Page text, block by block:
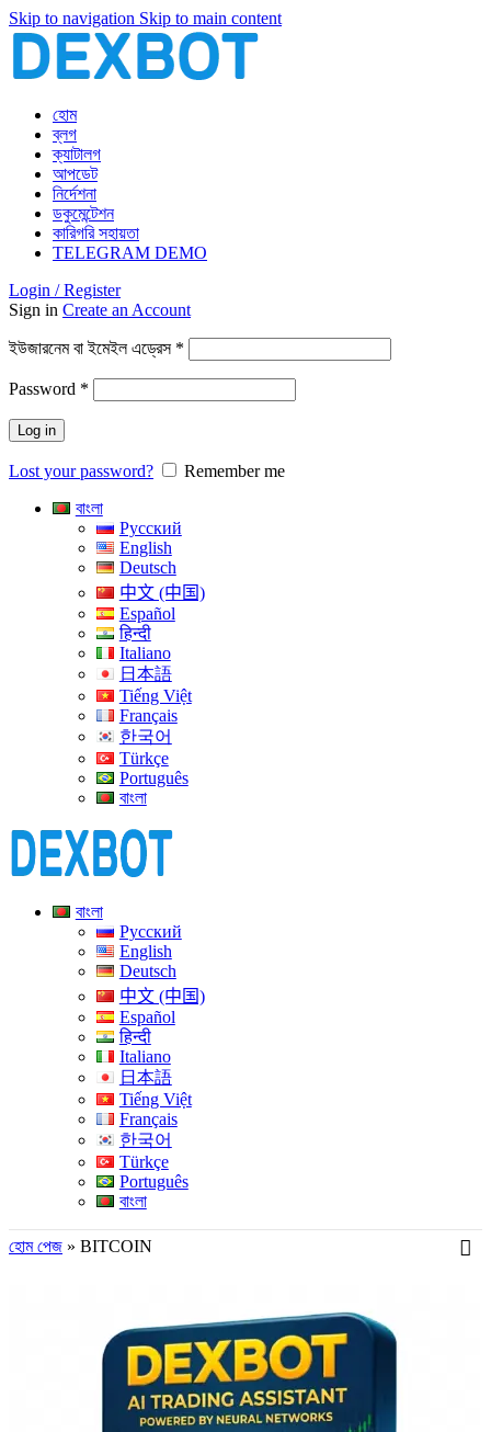
Skip to navigation Skip to main content
হোম
ব্লগ
ক্যাটালগ
আপডেট
নির্দেশনা
ডকুমেন্টেশন
কারিগরি সহায়তা
TELEGRAM DEMO
Login / Register
Sign in Create an Account
ইউজারনেম বা ইমেইল এড্রেস *
Password *
Log in
Lost your password?
Remember me
বাংলা
Русский
English
Deutsch
中文 (中国)
Español
हिन्दी
Italiano
日本語
Tiếng Việt
Français
한국어
Türkçe
Português
বাংলা
বাংলা
Русский
English
Deutsch
中文 (中国)
Español
हिन्दी
Italiano
日本語
Tiếng Việt
Français
한국어
Türkçe
Português
বাংলা
হোম পেজ » BITCOIN